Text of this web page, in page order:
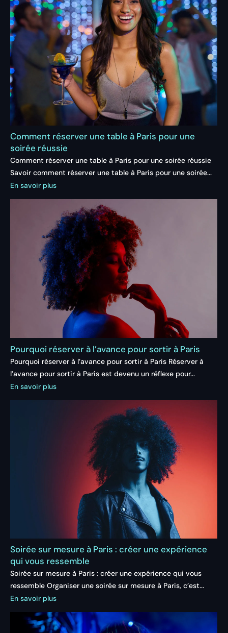
Comment réserver une table à Paris pour une
soirée réussie
Comment réserver une table à Paris pour une soirée réussie
Savoir comment réserver une table à Paris pour une soirée...
En savoir plus
Pourquoi réserver à l’avance pour sortir à Paris
Pourquoi réserver à l’avance pour sortir à Paris Réserver à
l’avance pour sortir à Paris est devenu un réflexe pour...
En savoir plus
Soirée sur mesure à Paris : créer une expérience
qui vous ressemble
Soirée sur mesure à Paris : créer une expérience qui vous
ressemble Organiser une soirée sur mesure à Paris, c’est...
En savoir plus